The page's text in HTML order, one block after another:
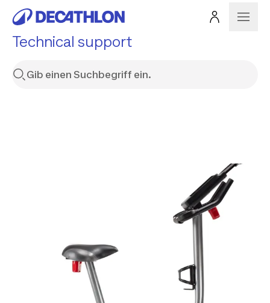
Technical support